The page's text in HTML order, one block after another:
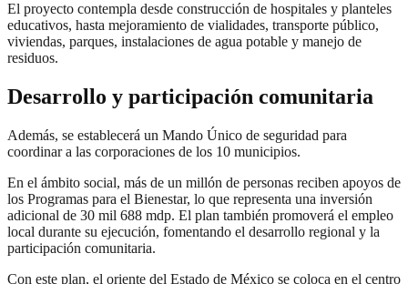
El proyecto contempla desde construcción de hospitales y planteles
educativos, hasta mejoramiento de vialidades, transporte público,
viviendas, parques, instalaciones de agua potable y manejo de
residuos.
Desarrollo y participación comunitaria
Además, se establecerá un Mando Único de seguridad para
coordinar a las corporaciones de los 10 municipios.
En el ámbito social, más de un millón de personas reciben apoyos de
los Programas para el Bienestar, lo que representa una inversión
adicional de 30 mil 688 mdp. El plan también promoverá el empleo
local durante su ejecución, fomentando el desarrollo regional y la
participación comunitaria.
Con este plan, el oriente del Estado de México se coloca en el centro